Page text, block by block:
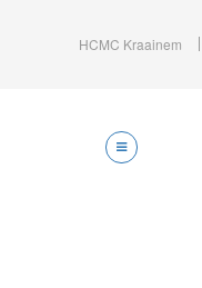
HCMC Kraainem